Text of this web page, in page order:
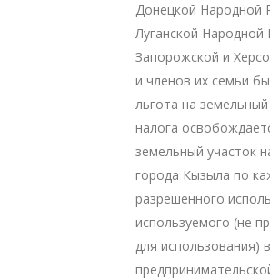
Донецкой Народной
Луганской Народной
Запорожской и
и членов их семьи
льгота на
налога
земельный участок
города Кызыла по
разрешенного
используемого (не
для использования) в